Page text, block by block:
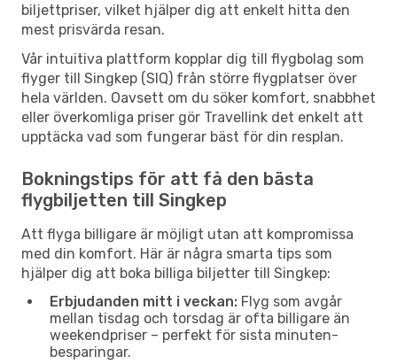
biljettpriser, vilket hjälper dig att enkelt hitta den
mest prisvärda resan.
Vår intuitiva plattform kopplar dig till flygbolag som
flyger till Singkep (SIQ) från större flygplatser över
hela världen. Oavsett om du söker komfort, snabbhet
eller överkomliga priser gör Travellink det enkelt att
upptäcka vad som fungerar bäst för din resplan.
Bokningstips för att få den bästa
flygbiljetten till Singkep
Att flyga billigare är möjligt utan att kompromissa
med din komfort. Här är några smarta tips som
hjälper dig att boka billiga biljetter till Singkep:
Erbjudanden mitt i veckan: Flyg som avgår
mellan tisdag och torsdag är ofta billigare än
weekendpriser – perfekt för sista minuten-
besparingar.